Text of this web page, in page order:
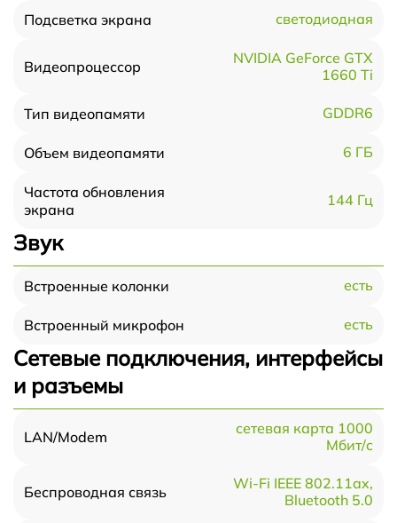
Подсветка экрана светодиодная
Видеопроцессор
NVIDIA GeForce GTX
1660 Ti
Тип видеопамяти GDDR6
Объем видеопамяти 6 ГБ
Частота обновления
экрана
144 Гц
Звук
Встроенные колонки есть
Встроенный микрофон есть
Сетевые подключения, интерфейсы
и разъемы
LAN/Modem
сетевая карта 1000
Мбит/c
Беспроводная связь
Wi-Fi IEEE 802.11ax,
Bluetooth 5.0